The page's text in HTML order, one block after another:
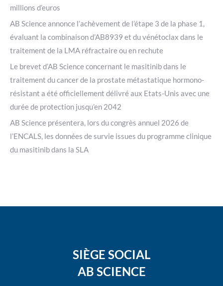
millions d’euros
AB Science annonce l’achèvement de l’étape 3 de la phase 1,
évaluant la combinaison d’AB8939 et du vénétoclax dans le
traitement de la LMA réfractaire ou en rechute
Le brevet d’AB Science concernant le masitinib dans le
traitement du cancer de la prostate métastatique hormono-
résistant a été officiellement délivré aux Etats-Unis avec une
durée de protection jusqu’en 2042
AB Science présentera, lors du congrès annuel 2026 de
l’ENCALS, les données de survie issues du programme clinique
du masitinib dans la SLA
SIÈGE SOCIAL
AB SCIENCE